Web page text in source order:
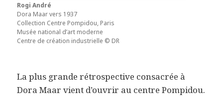
Rogi André
Dora Maar vers 1937
Collection Centre Pompidou, Paris
Musée national d’art moderne
Centre de création industrielle © DR
La plus grande rétrospective consacrée à
Dora Maar vient d’ouvrir au centre Pompidou.